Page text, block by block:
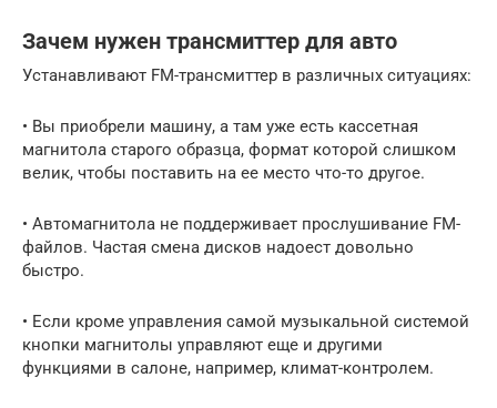
Зачем нужен трансмиттер для авто
Устанавливают FM-трансмиттер в различных ситуациях:
• Вы приобрели машину, а там уже есть кассетная
магнитола старого образца, формат которой слишком
велик, чтобы поставить на ее место что-то другое.
• Автомагнитола не поддерживает прослушивание FM-
файлов. Частая смена дисков надоест довольно
быстро.
• Если кроме управления самой музыкальной системой
кнопки магнитолы управляют еще и другими
функциями в салоне, например, климат-контролем.